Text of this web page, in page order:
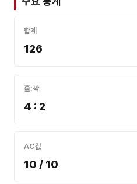
합계
126
홀:짝
4 : 2
AC값
10 / 10